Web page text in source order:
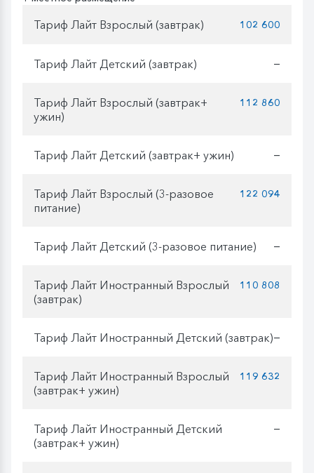
Тариф Лайт Взрослый (завтрак) 102 600
Тариф Лайт Детский (завтрак) —
Тариф Лайт Взрослый (завтрак+
ужин)
112 860
Тариф Лайт Детский (завтрак+ ужин) —
Тариф Лайт Взрослый (3-разовое
питание)
122 094
Тариф Лайт Детский (3-разовое питание) —
Тариф Лайт Иностранный Взрослый
(завтрак)
110 808
Тариф Лайт Иностранный Детский (завтрак)—
Тариф Лайт Иностранный Взрослый
(завтрак+ ужин)
119 632
Тариф Лайт Иностранный Детский
(завтрак+ ужин)
—